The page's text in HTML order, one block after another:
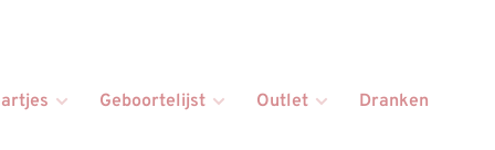
Geboortelijst Outlet
Dranken